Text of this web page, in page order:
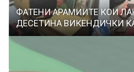
ФАТЕНИ АРАМИИТЕ КОИ
ДЕСЕТИНА ВИКЕНДИЧКИ